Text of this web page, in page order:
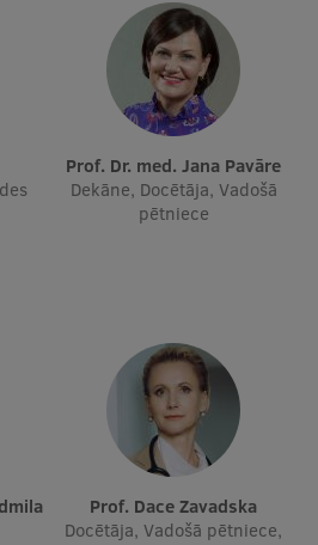
mācības
kursi
kursi
un laboratorijas
Prof. Dr. med. Jana Pavāre
Dekāne, Docētāja, Vadošā
pētniece
Prof. Dace Zavadska
Docētāja, Vadošā pētniece,